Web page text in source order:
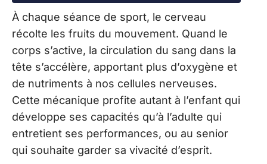
À chaque séance de sport, le cerveau
récolte les fruits du mouvement. Quand le
corps s’active, la circulation du sang dans la
tête s’accélère, apportant plus d’oxygène et
de nutriments à nos cellules nerveuses.
Cette mécanique profite autant à l’enfant qui
développe ses capacités qu’à l’adulte qui
entretient ses performances, ou au senior
qui souhaite garder sa vivacité d’esprit.